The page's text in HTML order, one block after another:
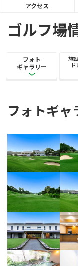
アクセス
ゴルフ場
フォト
ギャラリー
施設
ド
フォトギャ